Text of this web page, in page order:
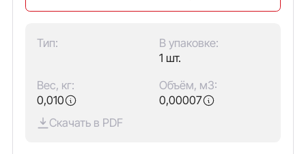
Тип:
В упаковке:
1 шт.
Вес, кг:
0,010
Объём, м3:
0,00007
Скачать в PDF